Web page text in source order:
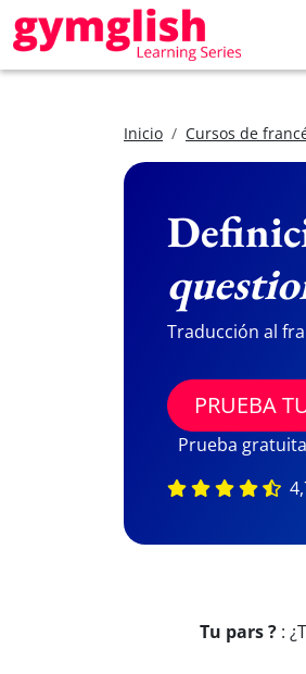
Inicio Cursos de
Traducción al
PRUEBA
Prueba
Tu pars ? :